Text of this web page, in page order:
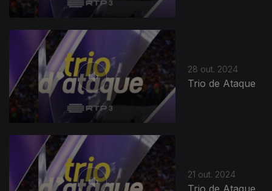
28 out. 2024
Trio de Ataque
21 out. 2024